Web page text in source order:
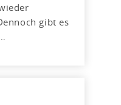
gibt es